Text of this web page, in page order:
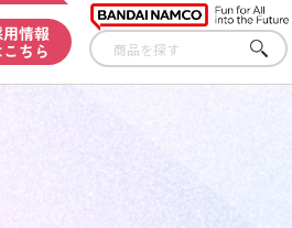
情報
ちら
さが
す